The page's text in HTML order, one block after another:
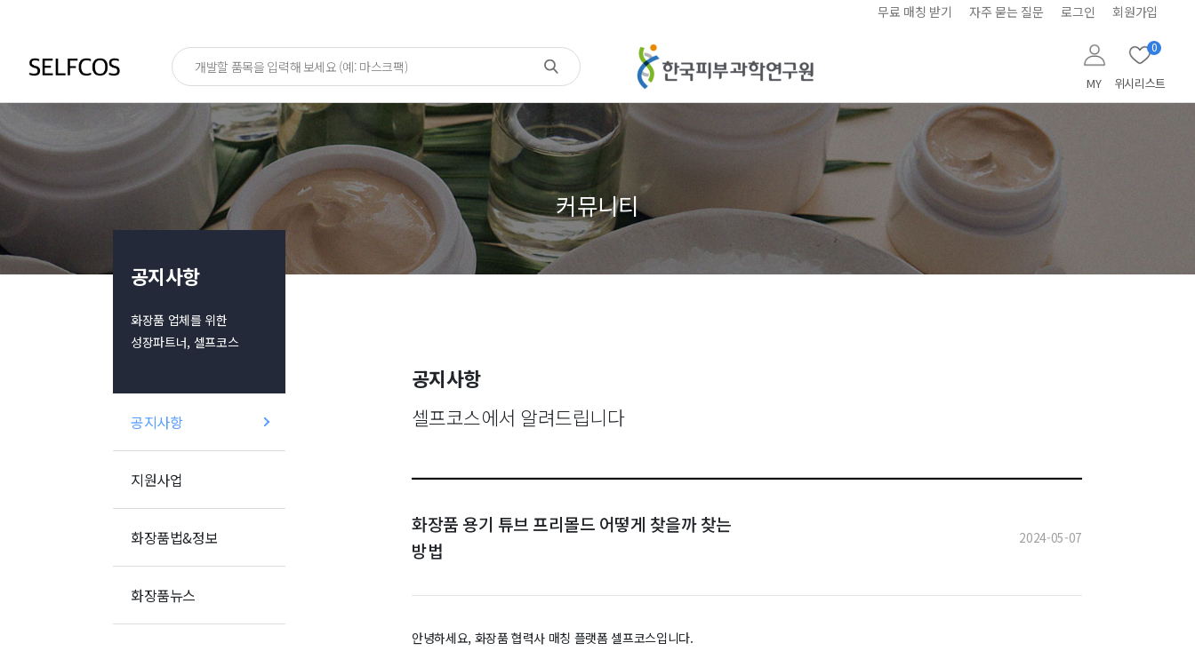
무료 매칭 받기 자주 묻는 질문 로그인 회원가입
MY 위시리스트
0
커뮤니티
공지사항
화장품 업체를 위한
성장파트너, 셀프코스
공지사항
지원사업
화장품법&정보
화장품뉴스
공지사항
셀프코스에서 알려드립니다
화장품 용기 튜브 프리몰드 어떻게 찾을까 찾는
방법
2024-05-07
안녕하세요, 화장품 협력사 매칭 플랫폼 셀프코스입니다.